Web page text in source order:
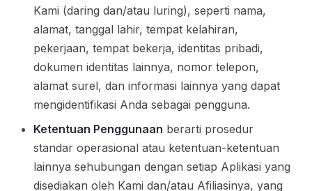
Kami (daring dan/atau luring), seperti nama,
alamat, tanggal lahir, tempat kelahiran,
pekerjaan, tempat bekerja, identitas pribadi,
dokumen identitas lainnya, nomor telepon,
alamat surel, dan informasi lainnya yang dapat
mengidentifikasi Anda sebagai pengguna.
Ketentuan Penggunaan berarti prosedur
standar operasional atau ketentuan-ketentuan
lainnya sehubungan dengan setiap Aplikasi yang
disediakan oleh Kami dan/atau Afiliasinya, yang